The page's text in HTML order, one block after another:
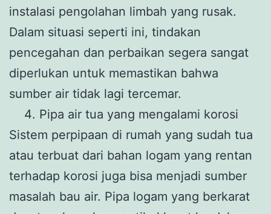
instalasi pengolahan limbah yang rusak.
Dalam situasi seperti ini, tindakan
pencegahan dan perbaikan segera sangat
diperlukan untuk memastikan bahwa
sumber air tidak lagi tercemar.
Pipa air tua yang mengalami korosi
Sistem perpipaan di rumah yang sudah tua
atau terbuat dari bahan logam yang rentan
terhadap korosi juga bisa menjadi sumber
masalah bau air. Pipa logam yang berkarat